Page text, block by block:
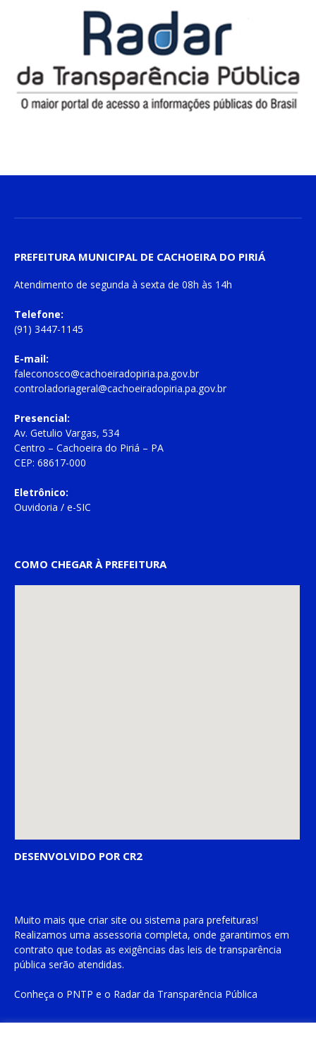
PREFEITURA MUNICIPAL DE CACHOEIRA DO PIRIÁ
Atendimento de segunda à sexta de 08h às 14h
Telefone:
(91) 3447-1145
E-mail:
faleconosco@cachoeiradopiria.pa.gov.br
controladoriageral@cachoeiradopiria.pa.gov.br
Presencial:
Av. Getulio Vargas, 534
Centro – Cachoeira do Piriá – PA
CEP: 68617-000
Eletrônico:
Ouvidoria / e-SIC
COMO CHEGAR À PREFEITURA
DESENVOLVIDO POR CR2
Muito mais que criar site ou sistema para prefeituras!
Realizamos uma assessoria completa, onde garantimos em
contrato que todas as exigências das leis de transparência
pública serão atendidas.
Conheça o PNTP e o Radar da Transparência Pública